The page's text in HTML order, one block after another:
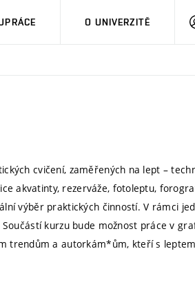
O UNIVERZITĚ
cvičení, zaměřených na lept –
akvatinty, rezerváže, fotoleptu,
výběr praktických činností. V rámci
kurzu bude možnost práce v
trendům a autorkám*ům, kteří s